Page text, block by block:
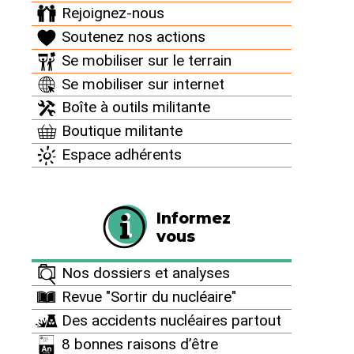
Rejoignez-nous
Soutenez nos actions
Se mobiliser sur le terrain
Se mobiliser sur internet
Boîte à outils militante
Boutique militante
Espace adhérents
Informez
vous
Nos dossiers et analyses
Revue "Sortir du nucléaire"
Des accidents nucléaires partout
8 bonnes raisons d’être